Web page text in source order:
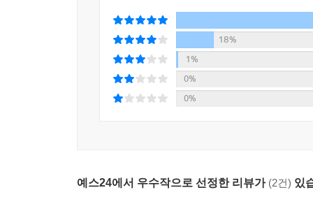
응답했으니, 수상작이 없었던 지난해의 애석함
문학동네청소년문학상의 문학적 성취를 또 한 단
“인물과 사건을 대하는 작가의 태도에 믿음이 가
판단하지 않고 끝까지 따라가 지켜보는 작가의
폭력성을 응시하는 장면이 곳곳에 포진해 있다
인물들이 조금씩 누군가와의 거리를 좁혀 가는
18%
1%
0%
0%
예스24에서 우수작으로 선정한 리뷰가 (2건) 있